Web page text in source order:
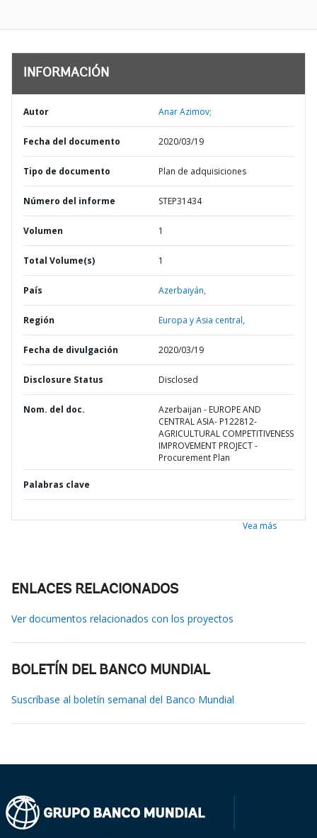
INFORMACIÓN
Autor Anar Azimov;
Fecha del documento 2020/03/19
Tipo de documento Plan de adquisiciones
Número del informe STEP31434
Volumen 1
Total Volume(s) 1
País Azerbaiyán,
Región Europa y Asia central,
Fecha de divulgación 2020/03/19
Disclosure Status Disclosed
Nom. del doc.
Azerbaijan - EUROPE AND
CENTRAL ASIA- P122812-
AGRICULTURAL COMPETITIVENESS
IMPROVEMENT PROJECT -
Procurement Plan
Palabras clave
Vea más
ENLACES RELACIONADOS
Ver documentos relacionados con los proyectos
BOLETÍN DEL BANCO MUNDIAL
Suscríbase al boletín semanal del Banco Mundial